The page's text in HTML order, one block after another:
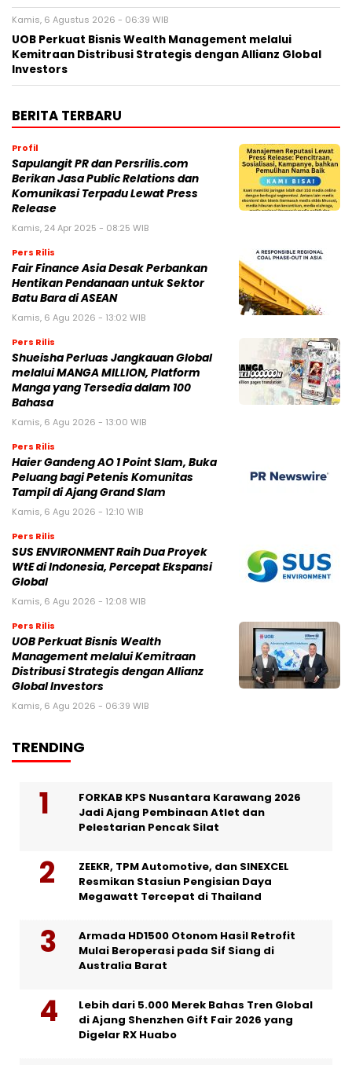
Kamis, 6 Agustus 2026 - 06:39 WIB
UOB Perkuat Bisnis Wealth Management melalui
Kemitraan Distribusi Strategis dengan Allianz Global
Investors
BERITA TERBARU
Profil
Sapulangit PR dan Persrilis.com
Berikan Jasa Public Relations dan
Komunikasi Terpadu Lewat Press
Release
Kamis, 24 Apr 2025 - 08:25 WIB
Pers Rilis
Fair Finance Asia Desak Perbankan
Hentikan Pendanaan untuk Sektor
Batu Bara di ASEAN
Kamis, 6 Agu 2026 - 13:02 WIB
Pers Rilis
Shueisha Perluas Jangkauan Global
melalui MANGA MILLION, Platform
Manga yang Tersedia dalam 100
Bahasa
Kamis, 6 Agu 2026 - 13:00 WIB
Pers Rilis
Haier Gandeng AO 1 Point Slam, Buka
Peluang bagi Petenis Komunitas
Tampil di Ajang Grand Slam
Kamis, 6 Agu 2026 - 12:10 WIB
Pers Rilis
SUS ENVIRONMENT Raih Dua Proyek
WtE di Indonesia, Percepat Ekspansi
Global
Kamis, 6 Agu 2026 - 12:08 WIB
Pers Rilis
UOB Perkuat Bisnis Wealth
Management melalui Kemitraan
Distribusi Strategis dengan Allianz
Global Investors
Kamis, 6 Agu 2026 - 06:39 WIB
TRENDING
FORKAB KPS Nusantara Karawang 2026
Jadi Ajang Pembinaan Atlet dan
Pelestarian Pencak Silat
ZEEKR, TPM Automotive, dan SINEXCEL
Resmikan Stasiun Pengisian Daya
Megawatt Tercepat di Thailand
Armada HD1500 Otonom Hasil Retrofit
Mulai Beroperasi pada Sif Siang di
Australia Barat
Lebih dari 5.000 Merek Bahas Tren Global
di Ajang Shenzhen Gift Fair 2026 yang
Digelar RX Huabo